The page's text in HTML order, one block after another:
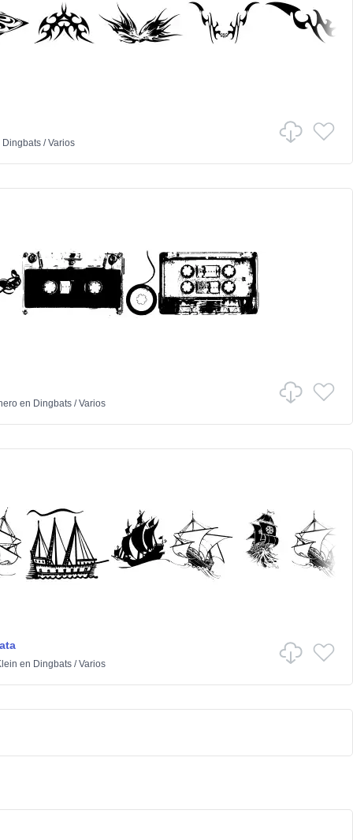
Dingbats/Varios
en Dingbats/Varios
en Dingbats/Varios